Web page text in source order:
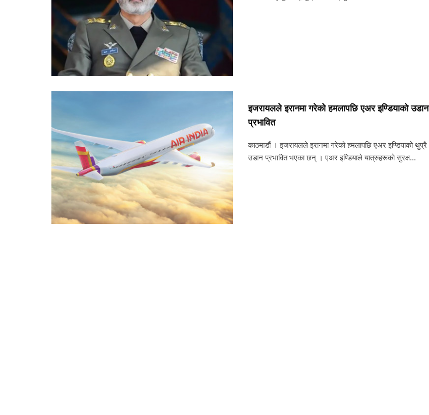
इजरायलले इरानमा गरेको हमलापछि एअर इण्डियाको उडान
प्रभावित
काठमाडौं । इजरायलले इरानमा गरेको हमलापछि एअर इण्डियाको थुप्रै
उडान प्रभावित भएका छन् । एअर इण्डियाले यात्रुहरूको सुरक्ष...